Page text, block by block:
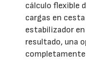
cálculo flexible
cargas en
estabilizador
resultado, una